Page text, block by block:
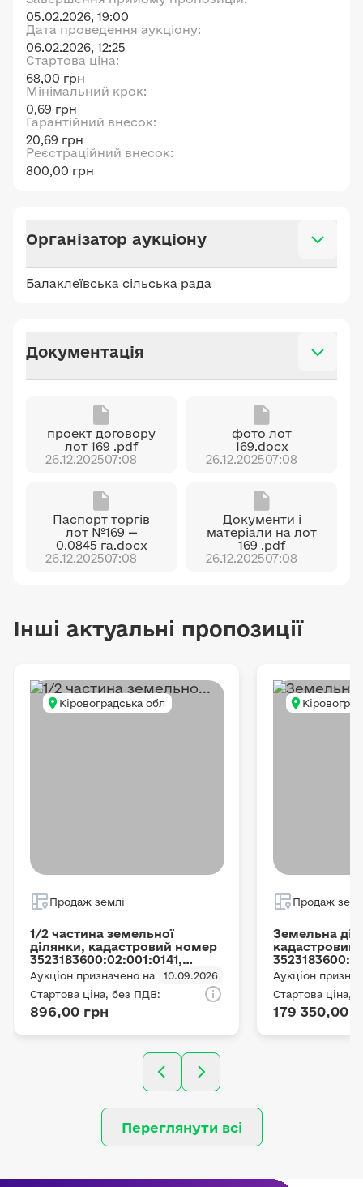
05.02.2026, 19:00
Дата проведення аукціону:
06.02.2026, 12:25
Стартова ціна:
68,00 грн
Мінімальний крок:
0,69 грн
Гарантійний внесок:
20,69 грн
Реєстраційний внесок:
800,00 грн
Організатор аукціону
Балаклеївська сільська рада
Документація
проект договору
лот 169 .pdf
26.12.202507:08
фото лот
169.docx
26.12.202507:08
Паспорт торгів
лот №169 —
0,0845 га.docx
26.12.202507:08
Документи і
матеріали на лот
169 .pdf
26.12.202507:08
Інші актуальні пропозиції
Кіровоградська обл
Продаж землі
1/2 частина земельної
ділянки, кадастровий номер
3523183600:02:001:0141,
місцезнаходження:
Кіровоградська обл.,
Маловисківський р., с/рада.
Мар'янівська, загальною
призначення: для ведення
сільськогосподарського
Аукціон призначено на
10.09.2026
Стартова ціна, без ПДВ:
896,00 грн
Продаж
Земельна
кадастровий
Мар'янівка,
Аукціон
Стартова ціна,
179 350,00
Переглянути всі